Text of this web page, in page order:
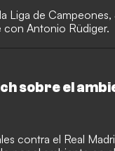
Liga de
Antonio Rüdiger.
sobre el
contra el Real